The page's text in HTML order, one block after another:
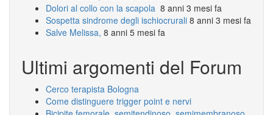
Dolori al collo con la scapola 8 anni 3 mesi fa
Sospetta sindrome degli ischiocrurali 8 anni 3 mesi fa
Salve Melissa, 8 anni 5 mesi fa
Ultimi argomenti del Forum
Cerco terapista Bologna
Come distinguere trigger point e nervi